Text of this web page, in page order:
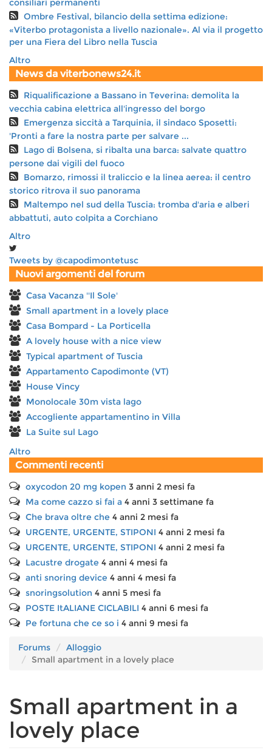
consiliari permanenti
Ombre Festival, bilancio della settima edizione:
«Viterbo protagonista a livello nazionale». Al via il progetto
per una Fiera del Libro nella Tuscia
Altro
News da viterbonews24.it
Riqualificazione a Bassano in Teverina: demolita la
vecchia cabina elettrica all'ingresso del borgo
Emergenza siccità a Tarquinia, il sindaco Sposetti:
'Pronti a fare la nostra parte per salvare ...
Lago di Bolsena, si ribalta una barca: salvate quattro
persone dai vigili del fuoco
Bomarzo, rimossi il traliccio e la linea aerea: il centro
storico ritrova il suo panorama
Maltempo nel sud della Tuscia: tromba d'aria e alberi
abbattuti, auto colpita a Corchiano
Altro
Tweets by @capodimontetusc
Nuovi argomenti del forum
Casa Vacanza ''Il Sole'
Small apartment in a lovely place
Casa Bompard - La Porticella
A lovely house with a nice view
Typical apartment of Tuscia
Appartamento Capodimonte (VT)
House Vincy
Monolocale 30m vista lago
Accogliente appartamentino in Villa
La Suite sul Lago
Altro
Commenti recenti
oxycodon 20 mg kopen 3 anni 2 mesi fa
Ma come cazzo si fai a 4 anni 3 settimane fa
Che brava oltre che 4 anni 2 mesi fa
URGENTE, URGENTE, STIPONI 4 anni 2 mesi fa
URGENTE, URGENTE, STIPONI 4 anni 2 mesi fa
Lacustre drogate 4 anni 4 mesi fa
anti snoring device 4 anni 4 mesi fa
snoringsolution 4 anni 5 mesi fa
POSTE ItALIANE CICLABILI 4 anni 6 mesi fa
Pe fortuna che ce so i 4 anni 9 mesi fa
Forums
Alloggio
Small apartment in a lovely place
Small apartment in a
lovely place